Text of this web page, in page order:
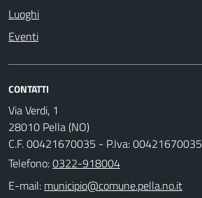
Luoghi
Eventi
CONTATTI
Via Verdi, 1
28010 Pella (NO)
C.F. 00421670035 - P.Iva: 00421670035
Telefono:0322-918004
E-mail: